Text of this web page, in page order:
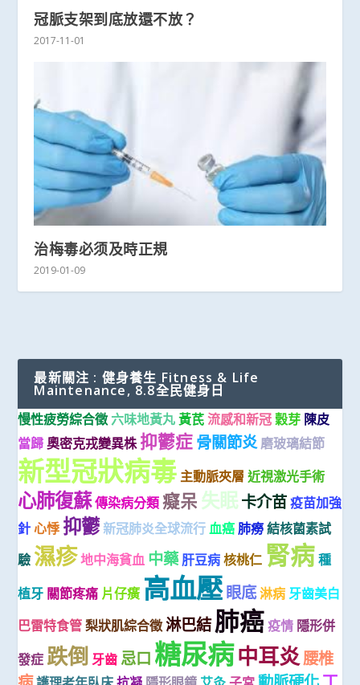
冠脈支架到底放還不放？
2017-11-01
治梅毒必须及時正規
2019-01-09
最新關注 : 健身養生 Fitness & Life
Maintenance, 8.8全民健身日
慢性疲勞綜合徵 六味地黃丸 黃芪 流感和新冠 穀芽 陳皮
當歸 奧密克戎變異株 抑鬱症骨關節炎 磨玻璃結節
新型冠狀病毒 主動脈夾層 近視激光手術
心肺復蘇傳染病分類 癡呆 失眠卡介苗 疫苗加強
針 心悸 抑鬱 新冠肺炎全球流行 血癌 肺癆 結核菌素試
驗 濕疹地中海貧血 中藥 肝豆病 核桃仁 腎病 種
植牙 關節疼痛 片仔癀 高血壓眼底淋病 牙齒美白
巴雷特食管 梨狀肌綜合徵淋巴結肺癌 疫情 隱形併
發症 跌倒 牙齒 忌口 糖尿病中耳炎腰椎